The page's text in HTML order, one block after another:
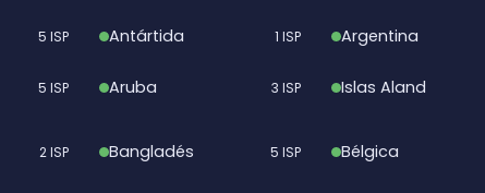
5 ISP Antártida 1 ISP Argentina
5 ISP Aruba 3 ISP Islas Aland
2 ISP Bangladés 5 ISP Bélgica